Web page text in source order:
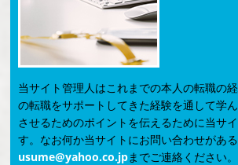
当サイト管理人はこれまでの本人の転職の
の転職をサポートしてきた経験を通して学
させるためのポイントを伝えるために当サ
す。なお何か当サイトにお問い合わせがあ
usume@yahoo.co.jpまでご連絡ください。